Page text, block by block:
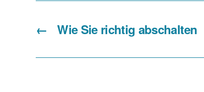
← Wie Sie richtig abschalten